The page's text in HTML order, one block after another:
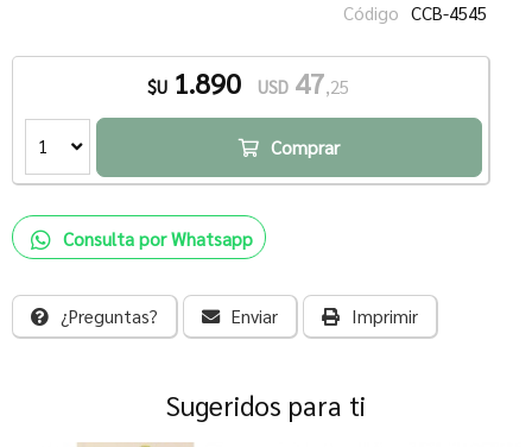
Código CCB-4545
$U 1.890 USD 47,25
1 Comprar
Consulta por Whatsapp
¿Preguntas? Enviar Imprimir
Sugeridos para ti